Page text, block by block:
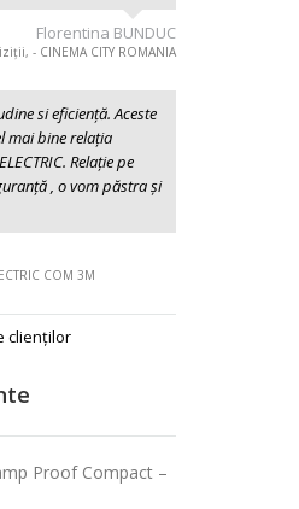
Florentina BUNDUC
- CINEMA CITY ROMANIA
si eficiență. Aceste
mai bine relația
Relație pe
, o vom păstra și
COM 3M
clienţilor
Proof Compact –